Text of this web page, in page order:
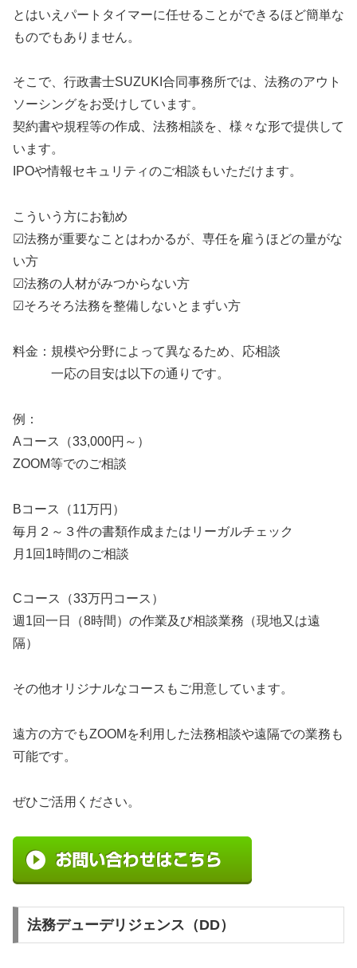
とはいえパートタイマーに任せることができるほど簡単な
ものでもありません。
そこで、行政書士SUZUKI合同事務所では、法務のアウト
ソーシングをお受けしています。
契約書や規程等の作成、法務相談を、様々な形で提供して
います。
IPOや情報セキュリティのご相談もいただけます。
こういう方にお勧め
☑法務が重要なことはわかるが、専任を雇うほどの量がな
い方
☑法務の人材がみつからない方
☑そろそろ法務を整備しないとまずい方
料金：規模や分野によって異なるため、応相談
一応の目安は以下の通りです。
例：
Aコース（33,000円～）
ZOOM等でのご相談
Bコース（11万円）
毎月２～３件の書類作成またはリーガルチェック
月1回1時間のご相談
Cコース（33万円コース）
週1回一日（8時間）の作業及び相談業務（現地又は遠
隔）
その他オリジナルなコースもご用意しています。
遠方の方でもZOOMを利用した法務相談や遠隔での業務も
可能です。
ぜひご活用ください。
法務デューデリジェンス（DD）